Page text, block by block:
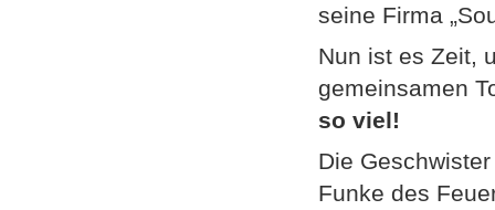
seine Firma
Nun ist es Zeit,
gemeinsamen
so viel!
Die
Funke des